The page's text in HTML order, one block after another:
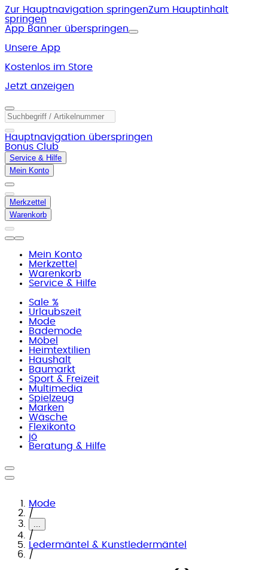
Zur Hauptnavigation springenZum Hauptinhalt
springen
App Banner überspringen
Unsere App
Kostenlos im Store
Jetzt anzeigen
Hauptnavigation überspringen
Bonus Club
Service & Hilfe
Mein Konto
Merkzettel
Warenkorb
Mein Konto
Merkzettel
Warenkorb
Service & Hilfe
Sale %
Urlaubszeit
Mode
Bademode
Möbel
Heimtextilien
Haushalt
Baumarkt
Sport & Freizeit
Multimedia
Spielzeug
Marken
Wäsche
Flexikonto
jö
Beratung & Hilfe
Mode
/
...
/
Ledermäntel & Kunstledermäntel
/